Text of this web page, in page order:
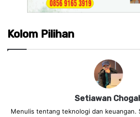
Kolom Pilihan
Setiawan
Menulis tentang teknologi dan keuangan.